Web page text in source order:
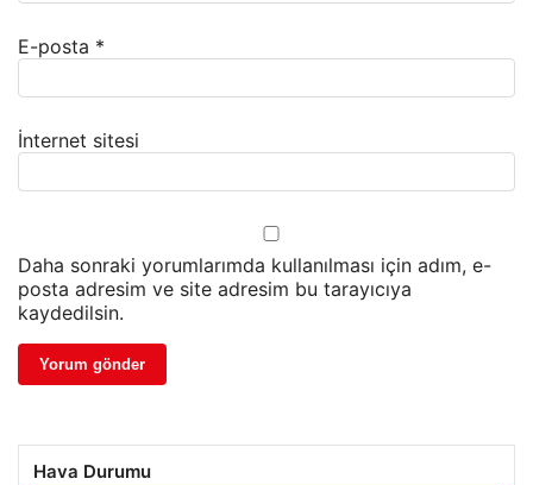
E-posta *
İnternet sitesi
Daha sonraki yorumlarımda kullanılması için adım, e-
posta adresim ve site adresim bu tarayıcıya
kaydedilsin.
Hava Durumu